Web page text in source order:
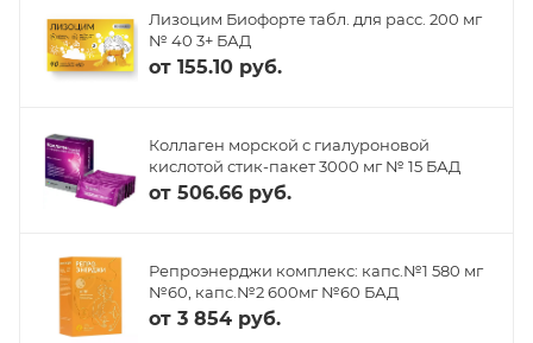
Лизоцим Биофорте табл. для расс. 200 мг
№ 40 3+ БАД
от 155.10 руб.
Коллаген морской с гиалуроновой
кислотой стик-пакет 3000 мг № 15 БАД
от 506.66 руб.
Репроэнерджи комплекс: капс.№1 580 мг
№60, капс.№2 600мг №60 БАД
от 3 854 руб.